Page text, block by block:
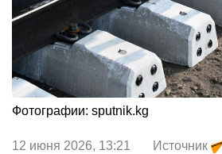
Фотографии: sputnik.kg
12 июня 2026, 13:21 Источник